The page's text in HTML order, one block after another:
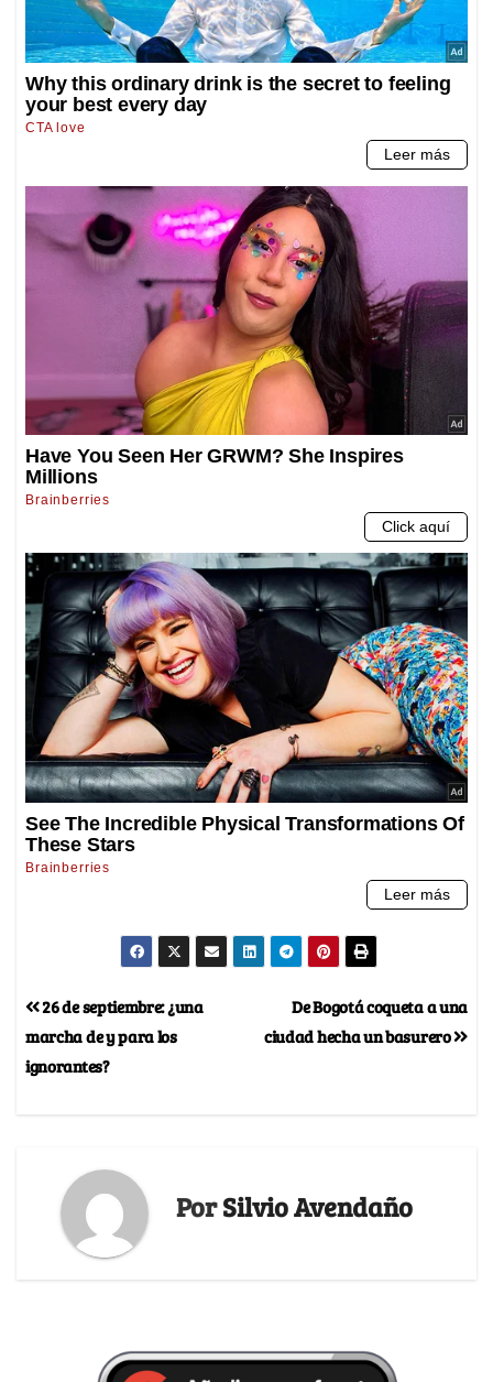
De Bogotá coqueta a una
ciudad hecha un basurero
26 de septiembre: ¿una
marcha de y para los
ignorantes?
PorSilvio Avendaño